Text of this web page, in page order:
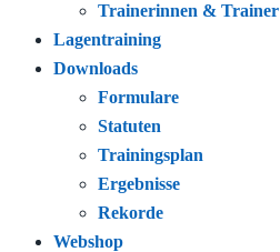
Trainerinnen & Trainer
Lagentraining
Downloads
Formulare
Statuten
Trainingsplan
Ergebnisse
Rekorde
Webshop